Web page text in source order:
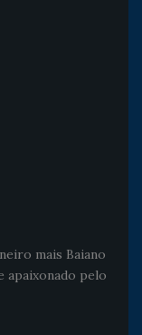
mais Baiano
apaixonado pelo